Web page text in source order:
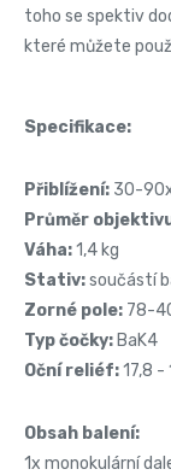
toho se spektiv
které můžete
Specifikace:
Přiblížení: 30-
Průměr
Váha:1,4 kg
Stativ:součástí
Zorné pole: 78-
Typ čočky: BaK4
Oční reliéf:17,8 -
Obsah balení:
1x monokulární